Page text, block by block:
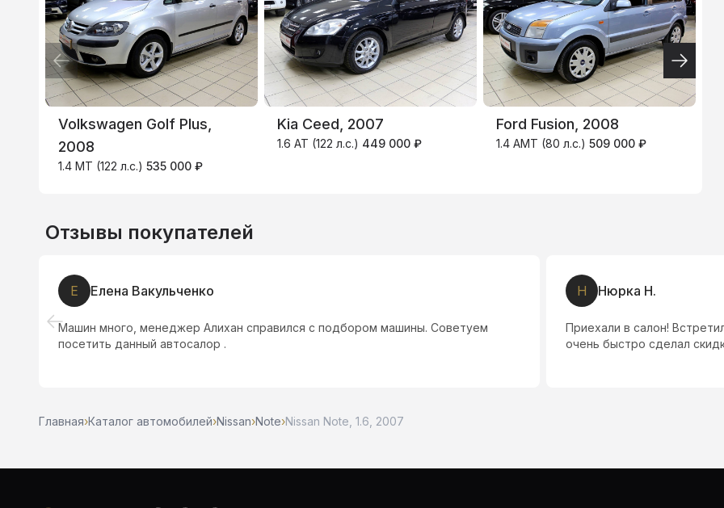
Volkswagen Golf Plus,
2008
1.4 MT (122 л.с.) 535 000 ₽
Kia Ceed, 2007
1.6 AT (122 л.с.) 449 000 ₽
Ford Fusion, 2008
1.4 AMT (80 л.с.) 509 000 ₽
ВТБ
3.9%
ТИНЬКОФФ
4.9%
Отзывы покупателей
Н Нюрка Н.
Приехали в салон! Встретил менеджер Павел, подобрал данный автомобиль
очень быстро сделал скидку в размере 30 тыс. Салон советую Всем!!
Д Даша К.
Менеджеру Санан,
Главная›Каталог автомобилей›Nissan›Note›Nissan Note, 1.6, 2007